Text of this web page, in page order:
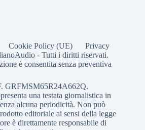
Cookie Policy (UE)
Privacy
- Tutti i diritti riservati.
è consentita senza preventiva
GRFMSM65R24A662Q.
una testata giornalistica in
alcuna periodicità. Non può
editoriale ai sensi della legge
è direttamente responsabile di